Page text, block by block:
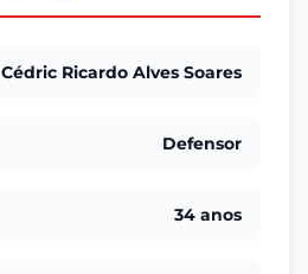
Cédric Ricardo Alves Soares
Defensor
34 anos